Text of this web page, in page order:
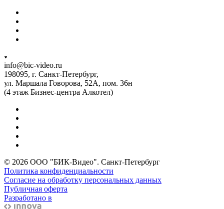
info@bic-video.ru
198095, г. Санкт-Петербург,
ул. Маршала Говорова, 52А, пом. 36н
(4 этаж Бизнес-центра Алкотел)
© 2026 ООО "БИК-Видео". Санкт-Петербург
Политика конфиденциальности
Согласие на обработку персональных данных
Публичная оферта
Разработано в